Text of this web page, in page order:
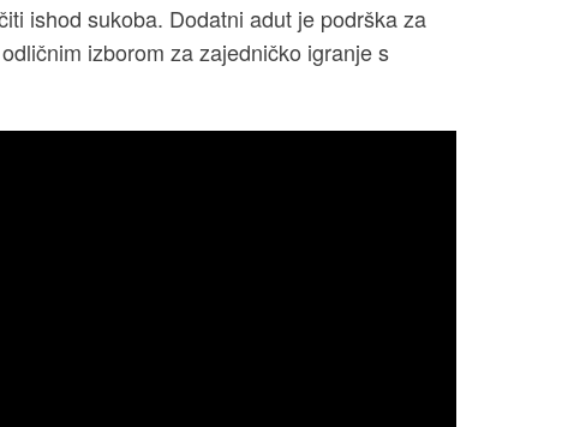
ishod sukoba. Dodatni adut je podrška za
izborom za zajedničko igranje s